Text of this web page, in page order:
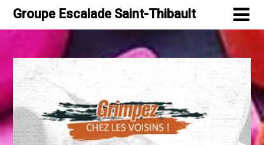
SkipGroupe Escalade Saint-Thibault